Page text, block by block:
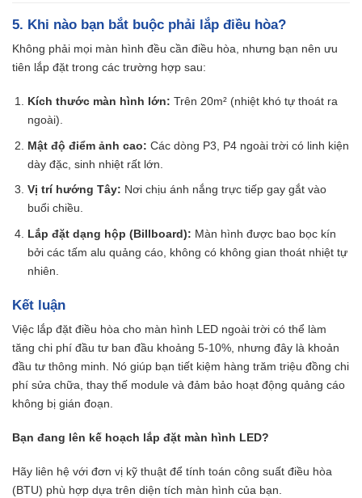
5. Khi nào bạn bắt buộc phải lắp điều hòa?
Không phải mọi màn hình đều cần điều hòa, nhưng bạn nên ưu
tiên lắp đặt trong các trường hợp sau:
Kích thước màn hình lớn: Trên 20m² (nhiệt khó tự thoát ra
ngoài).
Mật độ điểm ảnh cao: Các dòng P3, P4 ngoài trời có linh kiện
dày đặc, sinh nhiệt rất lớn.
Vị trí hướng Tây: Nơi chịu ánh nắng trực tiếp gay gắt vào
buổi chiều.
Lắp đặt dạng hộp (Billboard): Màn hình được bao bọc kín
bởi các tấm alu quảng cáo, không có không gian thoát nhiệt tự
nhiên.
Kết luận
Việc lắp đặt điều hòa cho màn hình LED ngoài trời có thể làm
tăng chi phí đầu tư ban đầu khoảng 5-10%, nhưng đây là khoản
đầu tư thông minh. Nó giúp bạn tiết kiệm hàng trăm triệu đồng chi
phí sửa chữa, thay thế module và đảm bảo hoạt động quảng cáo
không bị gián đoạn.
Bạn đang lên kế hoạch lắp đặt màn hình LED?
Hãy liên hệ với đơn vị kỹ thuật để tính toán công suất điều hòa
(BTU) phù hợp dựa trên diện tích màn hình của bạn.